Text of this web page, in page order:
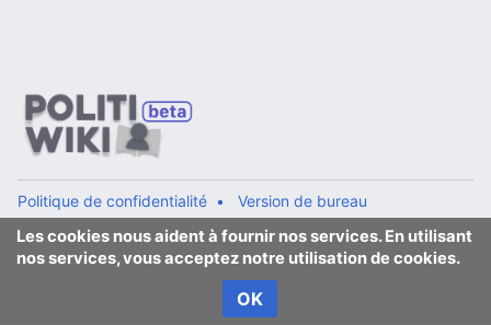
Les cookies nous aident à fournir nos services. En utilisant
nos services, vous acceptez notre utilisation de cookies.
OK
Politique de confidentialité Version de bureau